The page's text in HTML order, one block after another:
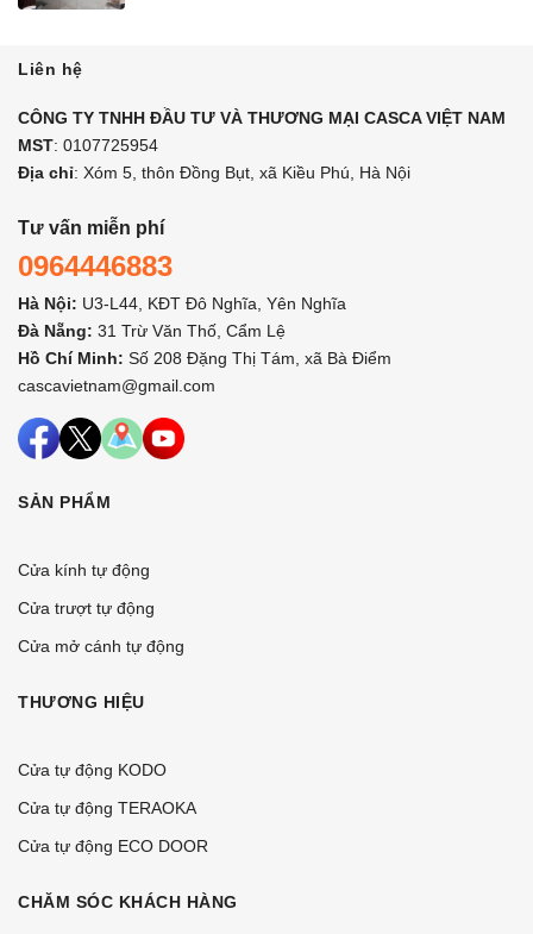
Liên hệ
CÔNG TY TNHH ĐẦU TƯ VÀ THƯƠNG MẠI CASCA VIỆT NAM
MST: 0107725954
Địa chỉ: Xóm 5, thôn Đồng Bụt, xã Kiều Phú, Hà Nội
Tư vấn miễn phí
0964446883
Hà Nội: U3-L44, KĐT Đô Nghĩa, Yên Nghĩa
Đà Nẵng: 31 Trừ Văn Thố, Cẩm Lệ
Hồ Chí Minh: Số 208 Đặng Thị Tám, xã Bà Điểm
cascavietnam@gmail.com
SẢN PHẨM
Cửa kính tự động
Cửa trượt tự động
Cửa mở cánh tự động
THƯƠNG HIỆU
Cửa tự động KODO
Cửa tự động TERAOKA
Cửa tự động ECO DOOR
CHĂM SÓC KHÁCH HÀNG